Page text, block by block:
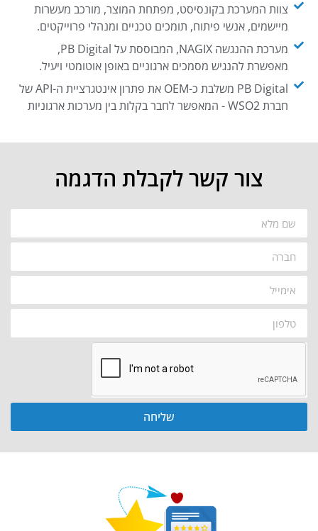
צוות המערכת בקונסיסט, מפתחת המוצר, מורכב מעשרות
מיישמים, אנשי פיתוח, תומכים טכניים ומנהלי פרוייקטים.
מערכת ההנגשה NAGIX, המבוססת על PB Digital,
מאפשרת להנגיש מסמכים ארגוניים באופן אוטומטי ויעיל.
PB Digital משלבת כ-OEM את פתרון אינטגרציית ה-API של
חברת WSO2 - המאפשר לחבר בקלות בין מערכות ארגוניות
צור קשר לקבלת הדגמה
שליחה